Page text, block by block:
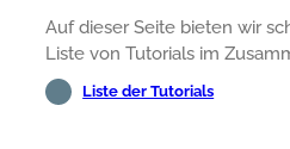
Auf dieser Seite bieten wir
Liste von Tutorials im
Liste der Tutorials